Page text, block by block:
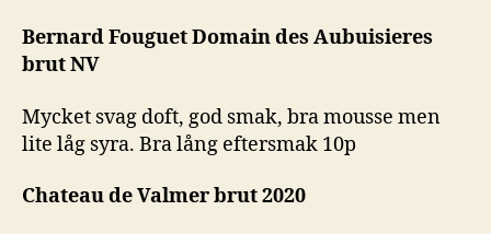
Bernard Fouguet Domain des Aubuisieres
brut NV
Mycket svag doft, god smak, bra mousse men
lite låg syra. Bra lång eftersmak 10p
Chateau de Valmer brut 2020